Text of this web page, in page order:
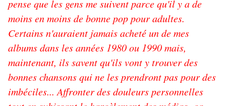
pense que les gens me suivent parce qu'il y a de
moins en moins de bonne pop pour adultes.
Certains n'auraient jamais acheté un de mes
albums dans les années 1980 ou 1990 mais,
maintenant, ils savent qu'ils vont y trouver des
bonnes chansons qui ne les prendront pas pour des
imbéciles... Affronter des douleurs personnelles